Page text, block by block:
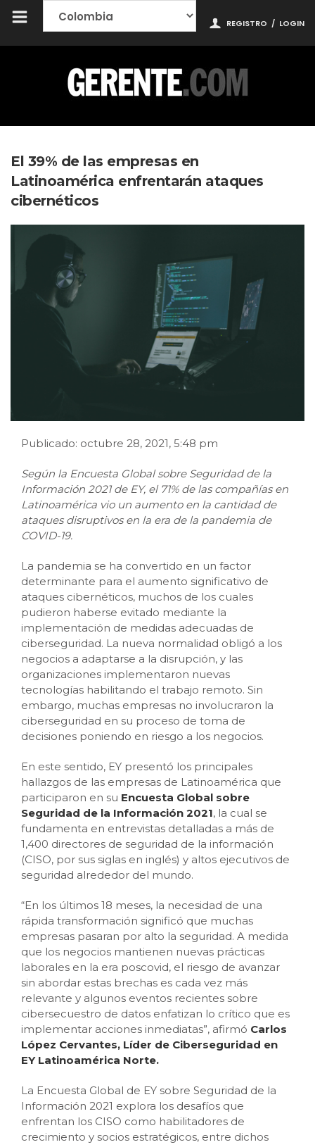
REGISTRO / LOGIN
El 39% de las empresas en
Latinoamérica enfrentarán ataques
cibernéticos
Publicado: octubre 28, 2021, 5:48 pm
Según la Encuesta Global sobre Seguridad de la
Información 2021 de EY, el 71% de las compañías en
Latinoamérica vio un aumento en la cantidad de
ataques disruptivos en la era de la pandemia de
COVID-19.
La pandemia se ha convertido en un factor
determinante para el aumento significativo de
ataques cibernéticos, muchos de los cuales
pudieron haberse evitado mediante la
implementación de medidas adecuadas de
ciberseguridad. La nueva normalidad obligó a los
negocios a adaptarse a la disrupción, y las
organizaciones implementaron nuevas
tecnologías habilitando el trabajo remoto. Sin
embargo, muchas empresas no involucraron la
ciberseguridad en su proceso de toma de
decisiones poniendo en riesgo a los negocios.
En este sentido, EY presentó los principales
hallazgos de las empresas de Latinoamérica que
participaron en su Encuesta Global sobre
Seguridad de la Información 2021, la cual se
fundamenta en entrevistas detalladas a más de
1,400 directores de seguridad de la información
(CISO, por sus siglas en inglés) y altos ejecutivos de
seguridad alrededor del mundo.
“En los últimos 18 meses, la necesidad de una
rápida transformación significó que muchas
empresas pasaran por alto la seguridad. A medida
que los negocios mantienen nuevas prácticas
laborales en la era poscovid, el riesgo de avanzar
sin abordar estas brechas es cada vez más
relevante y algunos eventos recientes sobre
cibersecuestro de datos enfatizan lo crítico que es
implementar acciones inmediatas”, afirmó Carlos
López Cervantes, Líder de Ciberseguridad en
EY Latinoamérica Norte.
La Encuesta Global de EY sobre Seguridad de la
Información 2021 explora los desafíos que
enfrentan los CISO como habilitadores de
crecimiento y socios estratégicos, entre dichos